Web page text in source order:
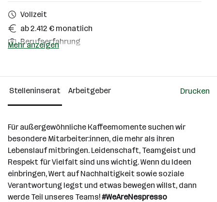
Vollzeit
ab 2.412 € monatlich
Berufserfahrung
Über das Unternehmen
101 - 500 Mitarbeiter*innen
Mehr anzeigen
Stelleninserat Arbeitgeber Drucken
Für außergewöhnliche Kaffeemomente suchen wir
besondere Mitarbeiter:innen, die mehr als ihren
Lebenslauf mitbringen. Leidenschaft, Teamgeist und
Respekt für Vielfalt sind uns wichtig. Wenn du Ideen
einbringen, Wert auf Nachhaltigkeit sowie soziale
Verantwortung legst und etwas bewegen willst, dann
werde Teil unseres Teams!#WeAreNespresso